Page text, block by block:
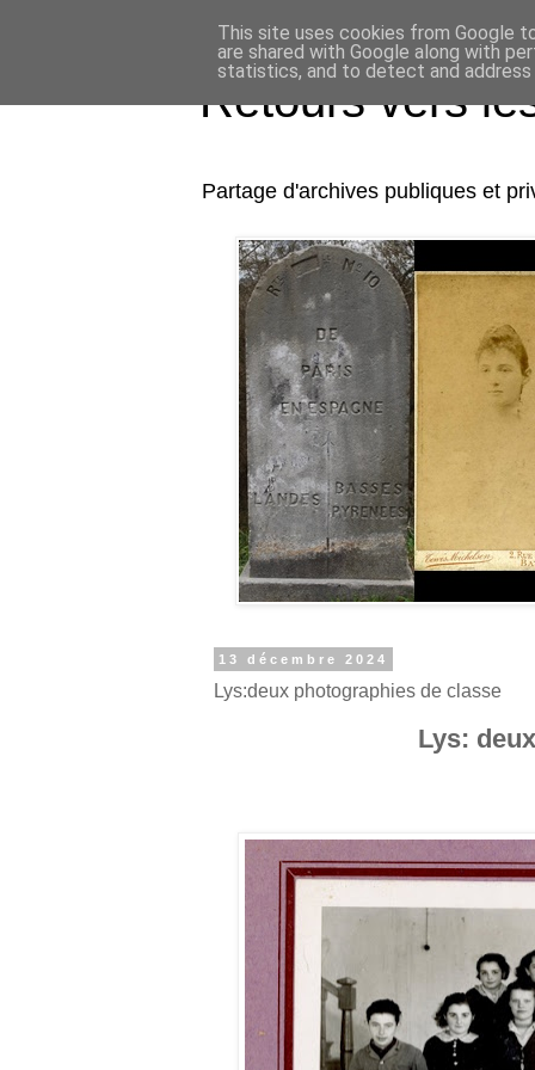
Retours vers
Partage d'archives publiques et
13 décembre 2024
Lys:deux photographies de classe
Lys:
This site uses cookies from Google
are shared with Google along with
statistics, and to detect and address